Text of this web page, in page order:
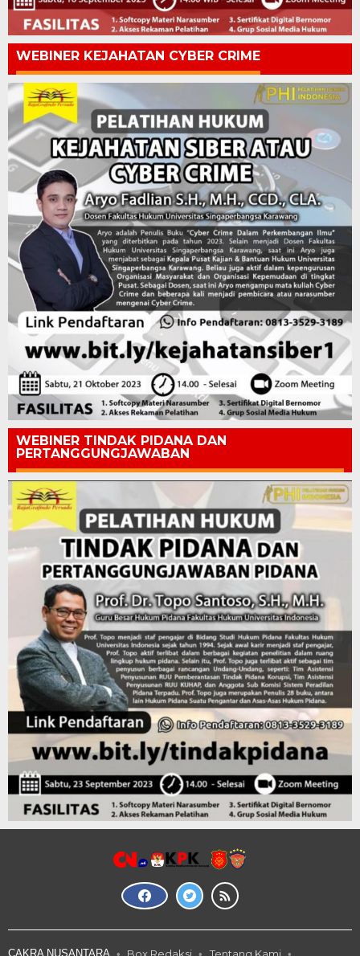
WEBINER KEJAHATAN CYBER CRIME
WEBINER TINDAK PIDANA DAN
PERTANGGUNGJAWABAN
CAKRA NUSANTARA